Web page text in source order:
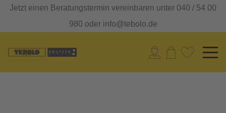
Jetzt einen Beratungstermin vereinbaren unter 040 / 54 00
980 oder info@tebolo.de